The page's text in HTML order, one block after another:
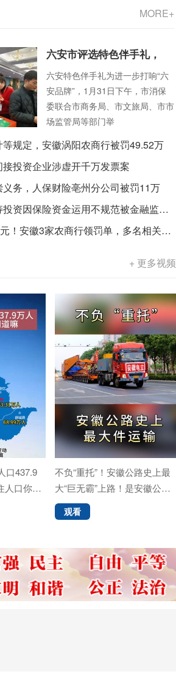
MORE+
六安市评选特色伴手礼，
六安特色伴手礼为进一步打响“六
安品牌”，1月31日下午，市消保
委联合市商务局、市文旅局、市市
场监管局等部门举
规定，安徽涡阳农商行被罚49.52万
投资企业涉虚开千万发票案
务，人保财险亳州分公司被罚11万
资因保险资金运用不规范被金融监管总
安徽3家农商行领罚单，多名相关责任
+ 更多视频
口437.9
人口你知
不负“重托”！安徽公路史上最
大“巨无霸”上路！是安徽公路
史上最大件运输！
观看